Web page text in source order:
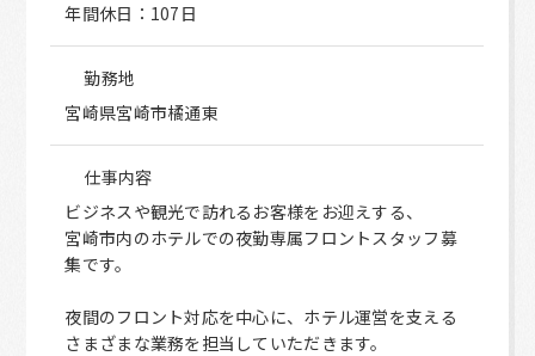
年間休日：107日
勤務地
宮崎県宮崎市橘通東
仕事内容
ビジネスや観光で訪れるお客様をお迎えする、
宮崎市内のホテルでの夜勤専属フロントスタッフ募
集です。
夜間のフロント対応を中心に、ホテル運営を支える
さまざまな業務を担当していただきます。